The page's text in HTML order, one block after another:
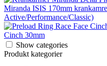
Miranda ISIS 170mm
Active/Performance/Classic)
Cinch 30mm
Show categories
Produkt kategorier